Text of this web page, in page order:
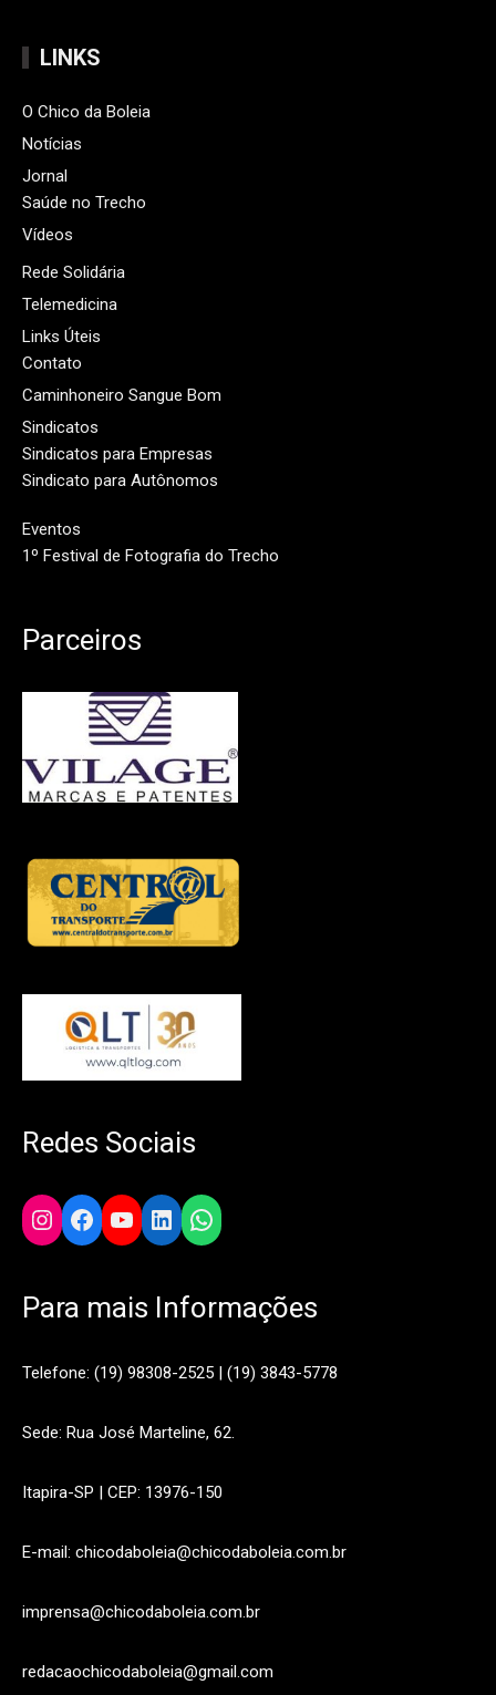
LINKS
O Chico da Boleia
Notícias
Jornal
Saúde no Trecho
Vídeos
Rede Solidária
Telemedicina
Links Úteis
Contato
Caminhoneiro Sangue Bom
Sindicatos
Sindicatos para Empresas
Sindicato para Autônomos
Eventos
1º Festival de Fotografia do Trecho
Parceiros
Redes Sociais
Instagram
Facebook
YouTube
LinkedIn
WhatsApp
Para mais Informações
Telefone: (19) 98308-2525 | (19) 3843-5778
Sede: Rua José Marteline, 62.
Itapira-SP | CEP: 13976-150
E-mail: chicodaboleia@chicodaboleia.com.br
imprensa@chicodaboleia.com.br
redacaochicodaboleia@gmail.com